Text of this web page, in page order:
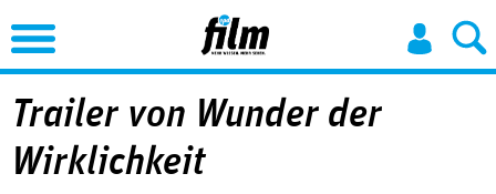
Jump to Navigation
Trailer von Wunder der
Wirklichkeit